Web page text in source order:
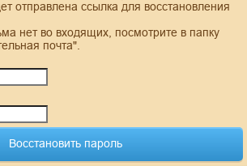
отправлена ссылка для восстановления
нет во входящих, посмотрите в папку
почта".